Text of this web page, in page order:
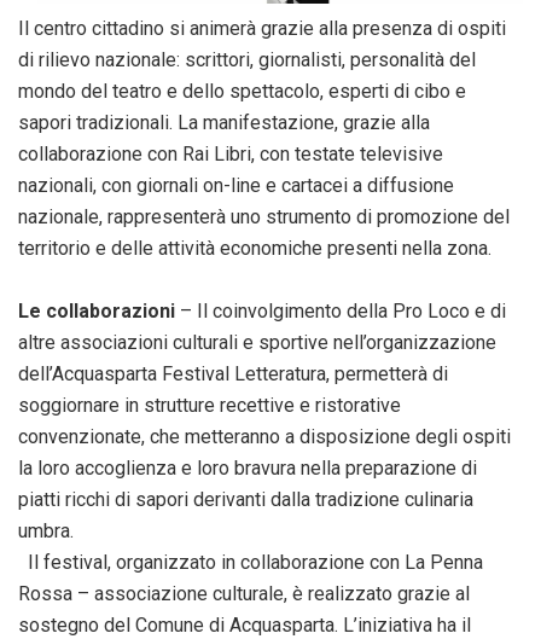
Il centro cittadino si animerà grazie alla presenza di ospiti
di rilievo nazionale: scrittori, giornalisti, personalità del
mondo del teatro e dello spettacolo, esperti di cibo e
sapori tradizionali. La manifestazione, grazie alla
collaborazione con Rai Libri, con testate televisive
nazionali, con giornali on-line e cartacei a diffusione
nazionale, rappresenterà uno strumento di promozione del
territorio e delle attività economiche presenti nella zona.
Le collaborazioni – Il coinvolgimento della Pro Loco e di
altre associazioni culturali e sportive nell’organizzazione
dell’Acquasparta Festival Letteratura, permetterà di
soggiornare in strutture recettive e ristorative
convenzionate, che metteranno a disposizione degli ospiti
la loro accoglienza e loro bravura nella preparazione di
piatti ricchi di sapori derivanti dalla tradizione culinaria
umbra.
Il festival, organizzato in collaborazione con La Penna
Rossa – associazione culturale, è realizzato grazie al
sostegno del Comune di Acquasparta. L’iniziativa ha il